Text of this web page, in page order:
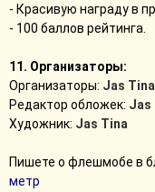
- Красивую награду в
- 100 баллов рейтинга.
11. Организаторы:
Организаторы: Jas Tina
Редактор обложек: Jas
Художник: Jas Tina
Пишете о флешмобе в
метр